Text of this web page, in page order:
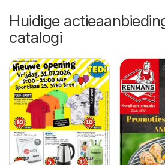
Huidige
catalogi